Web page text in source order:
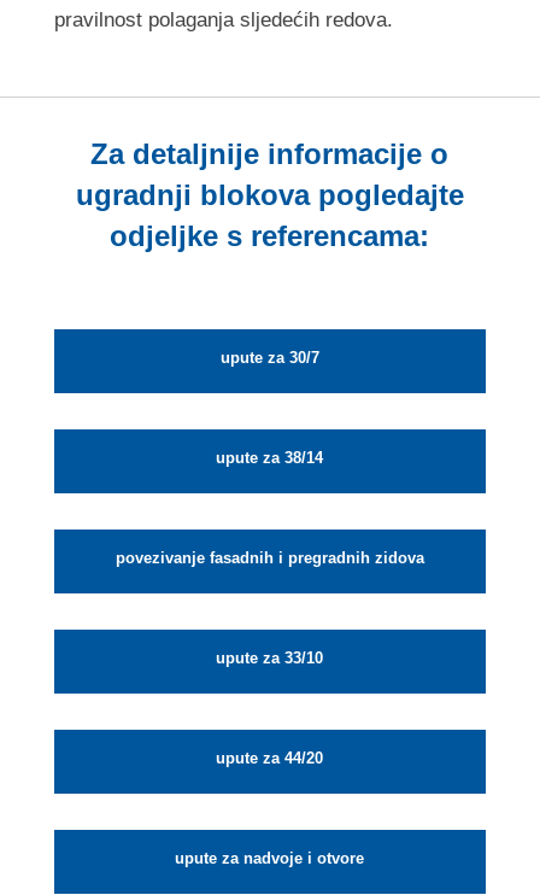
pravilnost polaganja sljedećih redova.
Za detaljnije informacije o
ugradnji blokova pogledajte
odjeljke s referencama:
upute za 30/7
upute za 38/14
povezivanje fasadnih i pregradnih zidova
upute za 33/10
upute za 44/20
upute za nadvoje i otvore